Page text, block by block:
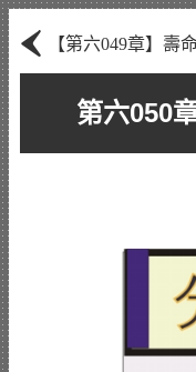
‹ 【第六049章】壽
第六050